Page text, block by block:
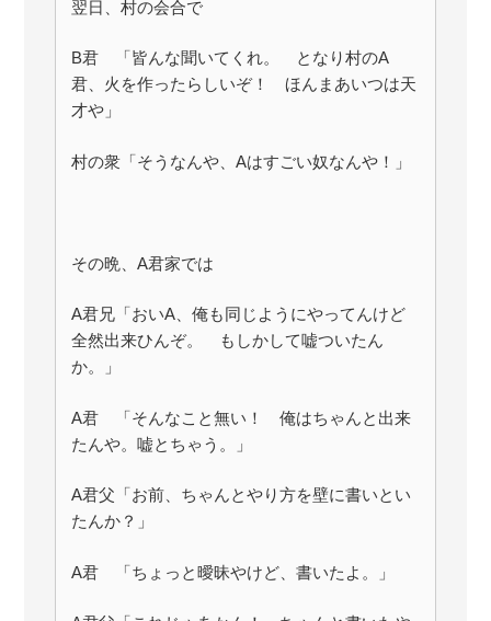
翌日、村の会合で
B君 「皆んな聞いてくれ。 となり村のA
君、火を作ったらしいぞ！ ほんまあいつは天
才や」
村の衆「そうなんや、Aはすごい奴なんや！」
その晩、A君家では
A君兄「おいA、俺も同じようにやってんけど
全然出来ひんぞ。 もしかして嘘ついたん
か。」
A君 「そんなこと無い！ 俺はちゃんと出来
たんや。嘘とちゃう。」
A君父「お前、ちゃんとやり方を壁に書いとい
たんか？」
A君 「ちょっと曖昧やけど、書いたよ。」